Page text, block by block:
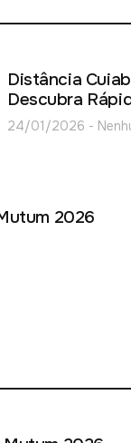
Distância
Descubra
24/01/2026
2026